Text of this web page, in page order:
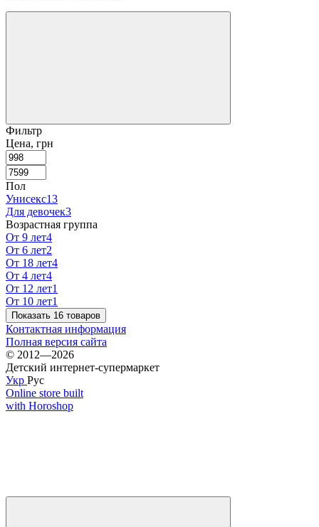
Фильтр
Цена, грн
Пол
Унисекс13
Для девочек3
Возрастная группа
От 9 лет4
От 6 лет2
От 18 лет4
От 4 лет4
От 12 лет1
От 10 лет1
Показать 16 товаров
Контактная информация
Полная версия сайта
© 2012—2026
Детский интернет-супермаркет
Укр Рус
Online store built
with Horoshop